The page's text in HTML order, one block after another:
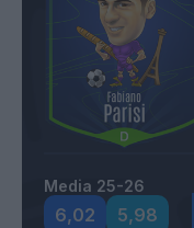
Media 25-26
6,02 5,98